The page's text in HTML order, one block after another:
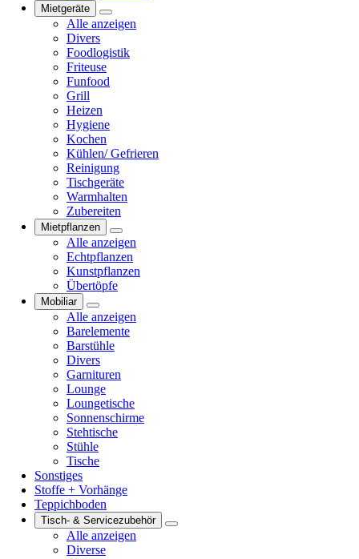
Mietgeräte
Alle anzeigen
Divers
Foodlogistik
Friteuse
Funfood
Grill
Heizen
Hygiene
Kochen
Kühlen/ Gefrieren
Reinigung
Tischgeräte
Warmhalten
Zubereiten
Mietpflanzen
Alle anzeigen
Echtpflanzen
Kunstpflanzen
Übertöpfe
Mobiliar
Alle anzeigen
Barelemente
Barstühle
Divers
Garnituren
Lounge
Loungetische
Sonnenschirme
Stehtische
Stühle
Tische
Sonstiges
Stoffe + Vorhänge
Teppichboden
Tisch- & Servicezubehör
Alle anzeigen
Diverse